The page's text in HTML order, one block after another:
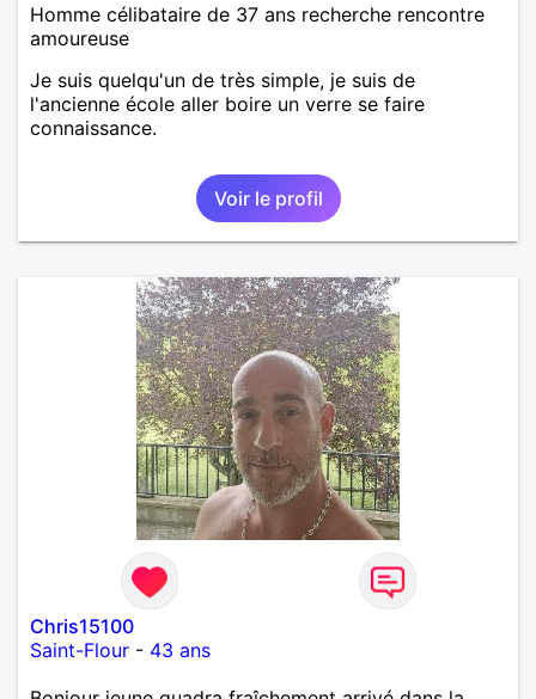
Homme célibataire de 37 ans recherche rencontre
amoureuse
Je suis quelqu'un de très simple, je suis de
l'ancienne école aller boire un verre se faire
connaissance.
Voir le profil
Chris15100
Saint-Flour - 43 ans